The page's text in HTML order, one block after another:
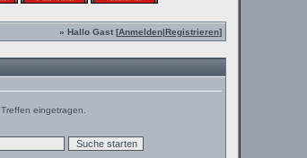
» Hallo Gast [Anmelden|Registrieren]
Treffen eingetragen.